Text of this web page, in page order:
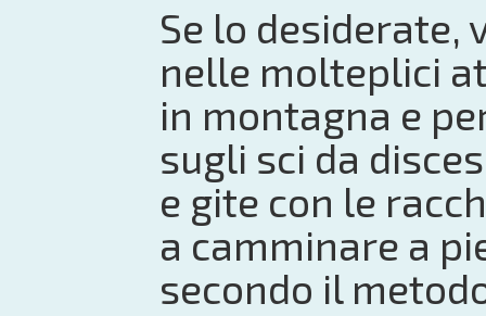
Se lo desiderate,
nelle molteplici
in montagna e
sugli sci da
e gite con le
a camminare a
secondo il